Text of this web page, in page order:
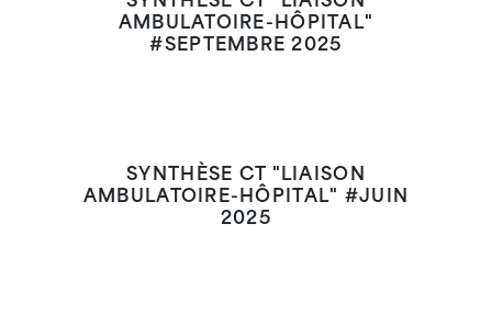
AMBULATOIRE-HÔPITAL"
#SEPTEMBRE 2025
SYNTHÈSE CT "LIAISON
AMBULATOIRE-HÔPITAL" #JUIN
2025